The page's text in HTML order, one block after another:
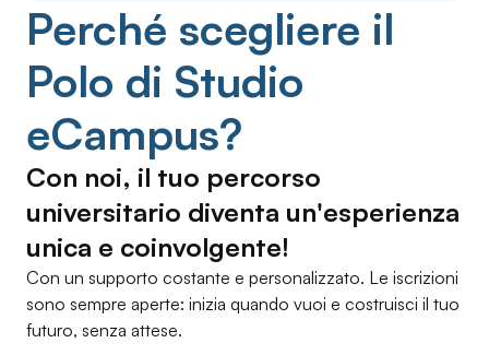
Perché scegliere il
Polo di Studio
eCampus?
Con noi, il tuo percorso
universitario diventa un'esperienza
unica e coinvolgente!
Con un supporto costante e personalizzato. Le iscrizioni
sono sempre aperte: inizia quando vuoi e costruisci il tuo
futuro, senza attese.